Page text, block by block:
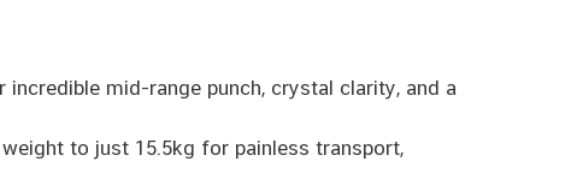
mid-range punch, crystal clarity, and a
to just 15.5kg for painless transport,